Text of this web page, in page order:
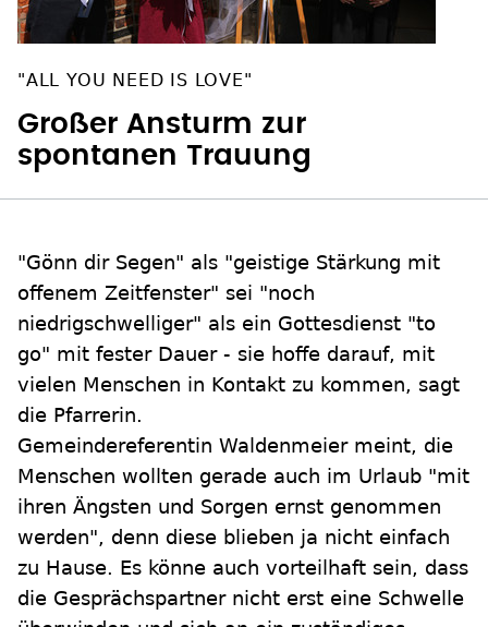
"ALL YOU NEED IS LOVE"
Großer Ansturm zur
spontanen Trauung
"Gönn dir Segen" als "geistige Stärkung mit
offenem Zeitfenster" sei "noch
niedrigschwelliger" als ein Gottesdienst "to
go" mit fester Dauer - sie hoffe darauf, mit
vielen Menschen in Kontakt zu kommen, sagt
die Pfarrerin.
Gemeindereferentin Waldenmeier meint, die
Menschen wollten gerade auch im Urlaub "mit
ihren Ängsten und Sorgen ernst genommen
werden", denn diese blieben ja nicht einfach
zu Hause. Es könne auch vorteilhaft sein, dass
die Gesprächspartner nicht erst eine Schwelle